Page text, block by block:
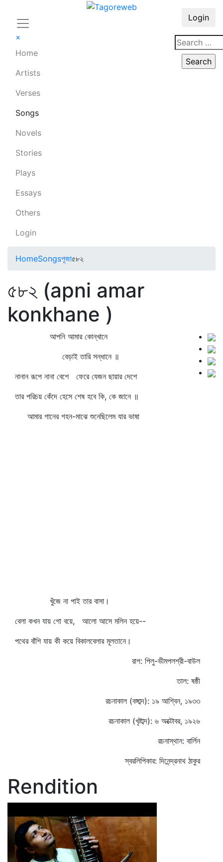
×
Home
Artists
Verses
Songs
Novels
Stories
Plays
Essays
Others
Login
Login
HomeSongsপূজা৫৮২
৫৮২ (apni amar
konkhane )
আপনি আমার কোন্‌খানে
বেড়াই তারি সন্ধানে ॥
নানান রূপে নানা বেশে ফেরে যেজন ছায়ার দেশে
তার পরিচয় কেঁদে হেসে শেষ হবে কি, কে জানে ॥
আমার গানের গহন-মাঝে শুনেছিলেম যার ভাষা
খুঁজে না পাই তার বাসা।
বেলা কখন যায় গো বয়ে, আলো আসে মলিন হয়ে--
পথের বাঁশি যায় কী কয়ে বিকালবেলার মূলতানে।
রাগ: পিলু-ভীমপলশ্রী-বাউল
তাল: ষষ্ঠী
রচনাকাল (বঙ্গাব্দ): ১৯ আশ্বিন, ১৯৩৩
রচনাকাল (খৃষ্টাব্দ): ৬ অক্টোবর, ১৯২৬
রচনাস্থান: বার্লিন
স্বরলিপিকার: দিনেন্দ্রনাথ ঠাকুর
Rendition